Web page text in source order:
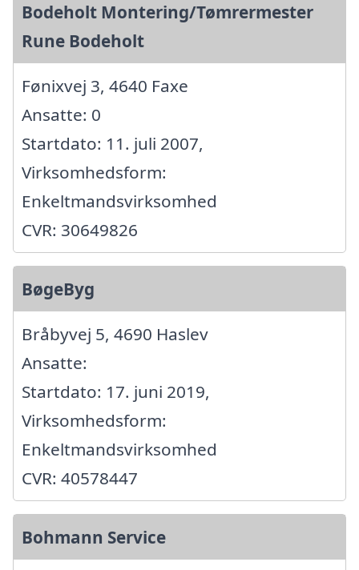
Bodeholt Montering/Tømrermester
Rune Bodeholt
Fønixvej 3, 4640 Faxe
Ansatte: 0
Startdato: 11. juli 2007,
Virksomhedsform:
Enkeltmandsvirksomhed
CVR: 30649826
BøgeByg
Bråbyvej 5, 4690 Haslev
Ansatte:
Startdato: 17. juni 2019,
Virksomhedsform:
Enkeltmandsvirksomhed
CVR: 40578447
Bohmann Service